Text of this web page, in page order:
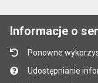
Informacje o
Ponowne
Udostępnianie